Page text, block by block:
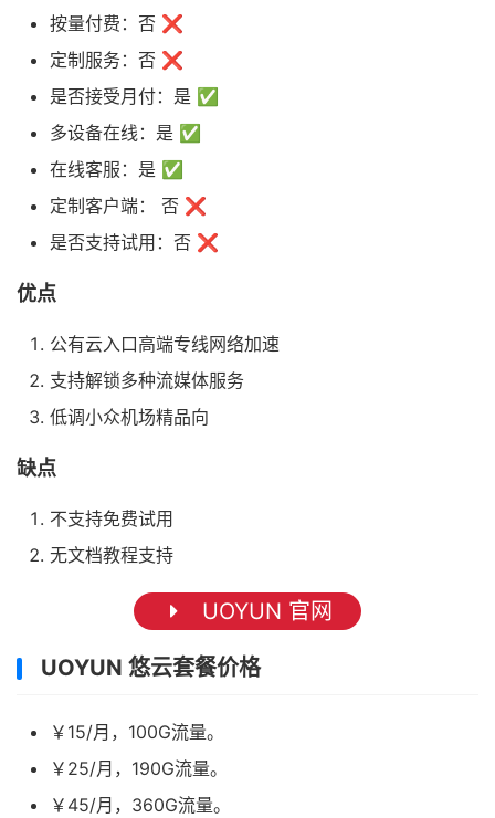
按量付费：否 ❌
定制服务：否 ❌
是否接受月付：是 ✅
多设备在线：是 ✅
在线客服：是 ✅
定制客户端： 否 ❌
是否支持试用：否 ❌
优点
公有云入口高端专线网络加速
支持解锁多种流媒体服务
低调小众机场精品向
缺点
不支持免费试用
无文档教程支持
UOYUN 官网
UOYUN 悠云套餐价格
￥15/月，100G流量。
￥25/月，190G流量。
￥45/月，360G流量。